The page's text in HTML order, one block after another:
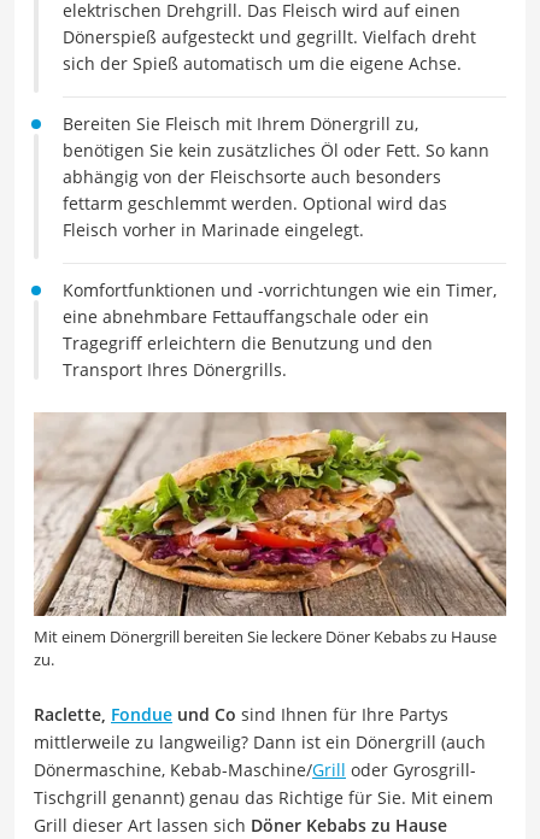
elektrischen Drehgrill. Das Fleisch wird auf einen
Dönerspieß aufgesteckt und gegrillt. Vielfach dreht
sich der Spieß automatisch um die eigene Achse.
Bereiten Sie Fleisch mit Ihrem Dönergrill zu,
benötigen Sie kein zusätzliches Öl oder Fett. So kann
abhängig von der Fleischsorte auch besonders
fettarm geschlemmt werden. Optional wird das
Fleisch vorher in Marinade eingelegt.
Komfortfunktionen und -vorrichtungen wie ein Timer,
eine abnehmbare Fettauffangschale oder ein
Tragegriff erleichtern die Benutzung und den
Transport Ihres Dönergrills.
Mit einem Dönergrill bereiten Sie leckere Döner Kebabs zu Hause
zu.
Raclette, Fondue und Co sind Ihnen für Ihre Partys
mittlerweile zu langweilig? Dann ist ein Dönergrill (auch
Dönermaschine, Kebab-Maschine/Grill oder Gyrosgrill-
Tischgrill genannt) genau das Richtige für Sie. Mit einem
Grill dieser Art lassen sich Döner Kebabs zu Hause